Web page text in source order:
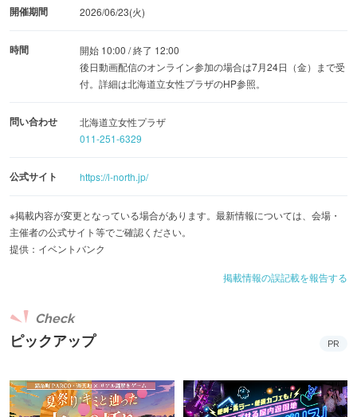
開催期間 2026/06/23(火)
時間
開始 10:00 / 終了 12:00
後日動画配信のオンライン参加の場合は7月24日（金）まで受
付。詳細は北海道立女性プラザのHP参照。
問い合わせ
北海道立女性プラザ
011-251-6329
公式サイト https://l-north.jp/
※掲載内容が変更となっている場合があります。最新情報については、会場・
主催者の公式サイト等でご確認ください。
提供：イベントバンク
掲載情報の誤記載を報告する
ピックアップ
Check
PR